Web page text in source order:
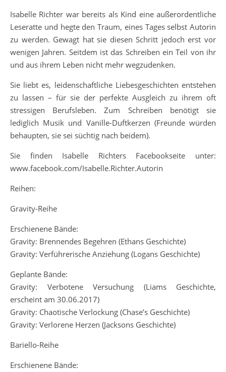
Isabelle Richter war bereits als Kind eine außerordentliche
Leseratte und hegte den Traum, eines Tages selbst Autorin
zu werden. Gewagt hat sie diesen Schritt jedoch erst vor
wenigen Jahren. Seitdem ist das Schreiben ein Teil von ihr
und aus ihrem Leben nicht mehr wegzudenken.
Sie liebt es, leidenschaftliche Liebesgeschichten entstehen
zu lassen – für sie der perfekte Ausgleich zu ihrem oft
stressigen Berufsleben. Zum Schreiben benötigt sie
lediglich Musik und Vanille-Duftkerzen (Freunde würden
behaupten, sie sei süchtig nach beidem).
Sie finden Isabelle Richters Facebookseite unter:
www.facebook.com/Isabelle.Richter.Autorin
Reihen:
Gravity-Reihe
Erschienene Bände:
Gravity: Brennendes Begehren (Ethans Geschichte)
Gravity: Verführerische Anziehung (Logans Geschichte)
Geplante Bände:
Gravity: Verbotene Versuchung (Liams Geschichte,
erscheint am 30.06.2017)
Gravity: Chaotische Verlockung (Chase’s Geschichte)
Gravity: Verlorene Herzen (Jacksons Geschichte)
Bariello-Reihe
Erschienene Bände: